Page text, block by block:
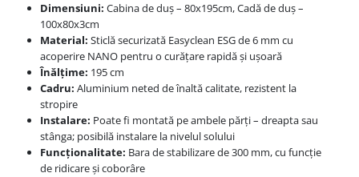
Dimensiuni: Cabina de duș – 80x195cm, Cadă de duș –
100x80x3cm
Material: Sticlă securizată Easyclean ESG de 6 mm cu
acoperire NANO pentru o curățare rapidă și ușoară
Înălțime: 195 cm
Cadru: Aluminium neted de înaltă calitate, rezistent la
stropire
Instalare: Poate fi montată pe ambele părți – dreapta sau
stânga; posibilă instalare la nivelul solului
Funcționalitate: Bara de stabilizare de 300 mm, cu funcție
de ridicare și coborâre